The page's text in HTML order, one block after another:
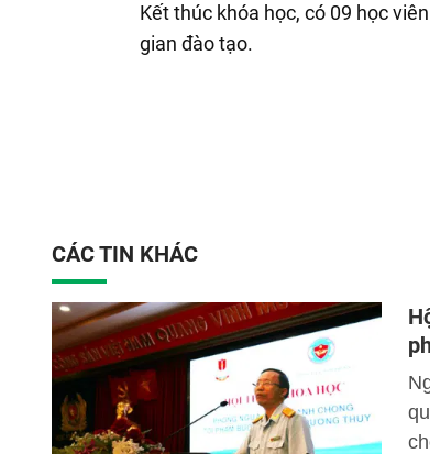
Kết thúc khóa học, có 09 học
gian đào tạo.
CÁC TIN KHÁC